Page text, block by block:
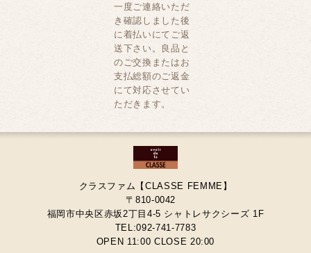
一度ご連絡いただ
き確認しました後
に着払いにてご返
送下さい。良品と
のご交換またはお
支払総額のご返金
にて対応させてい
ただきます。
クラスファム【CLASSE FEMME】
〒810-0042
福岡市中央区赤坂2丁目4-5 シャトレサクシーズ 1F
TEL:092-741-7783
OPEN 11:00 CLOSE 20:00